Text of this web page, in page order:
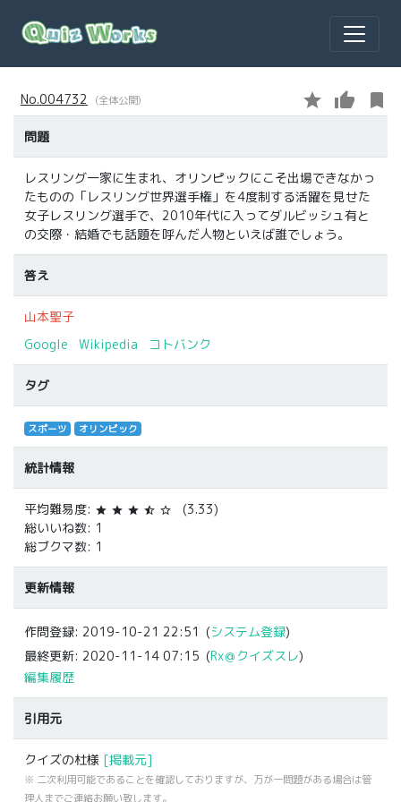
No.004732 (全体公開) star thumb_up bookmark
問題
レスリング一家に生まれ、オリンピックにこそ出場できなかっ
たものの「レスリング世界選手権」を4度制する活躍を見せた
女子レスリング選手で、2010年代に入ってダルビッシュ有と
の交際・結婚でも話題を呼んだ人物といえば誰でしょう。
答え
山本聖子
Google
Wikipedia コトバンク
タグ
スポーツ オリンピック
統計情報
平均難易度: star star star star_half star_border
(3.33)
総いいね数: 1
総ブクマ数: 1
更新情報
作問登録: 2019-10-21 22:51 (システム登録)
最終更新: 2020-11-14 07:15 (Rx＠クイズスレ)
編集履歴
引用元
クイズの杜様 [掲載元]
※ 二次利用可能であることを確認しておりますが、万が一問題がある場合は管
理人までご連絡お願い致します。